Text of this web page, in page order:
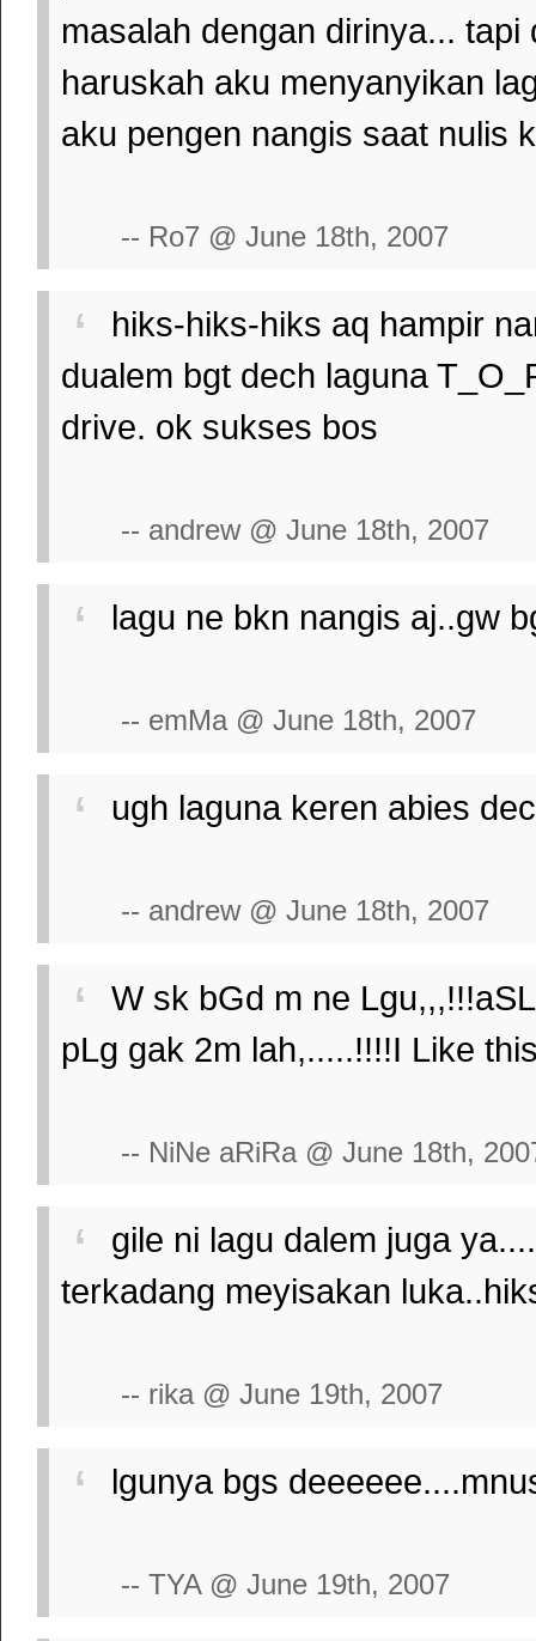
masalah dengan dirinya...
haruskah aku menyanyikan
aku pengen nangis saat nulis
-- Ro7 @ June 18th, 2007
hiks-hiks-hiks aq hampir
dualem bgt dech laguna
drive. ok sukses bos
-- andrew @ June 18th, 2007
lagu ne bkn nangis aj..gw
-- emMa @ June 18th, 2007
ugh laguna keren abies
-- andrew @ June 18th, 2007
W sk bGd m ne
pLg gak 2m lah,.....!!!!I Like
-- NiNe aRiRa @ June 18th,
gile ni lagu dalem juga
terkadang meyisakan
-- rika @ June 19th, 2007
lgunya bgs
-- TYA @ June 19th, 2007